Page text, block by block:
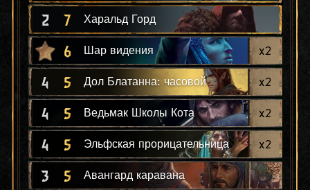
2 7 Харальд Горд
6 Шар видения x2
4 5 Дол Блатанна: часовой x2
4 5 Ведьмак Школы Кота x2
4 5 Эльфская прорицательница x2
3 5 Авангард каравана